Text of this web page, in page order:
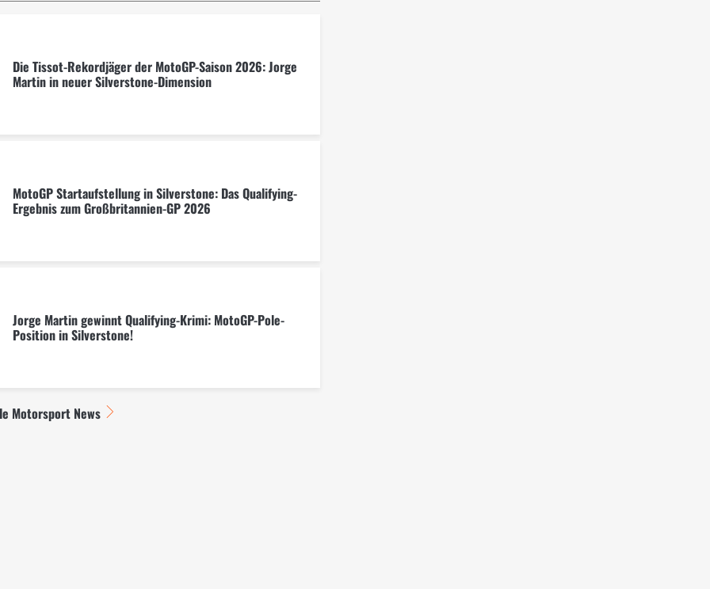
Die Tissot-Rekordjäger der MotoGP-Saison 2026: Jorge
Martin in neuer Silverstone-Dimension
MotoGP Startaufstellung in Silverstone: Das Qualifying-
Ergebnis zum Großbritannien-GP 2026
Jorge Martin gewinnt Qualifying-Krimi: MotoGP-Pole-
Position in Silverstone!
Motorsport News